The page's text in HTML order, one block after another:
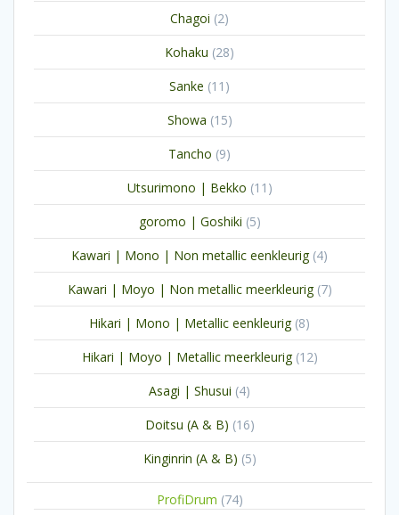
Chagoi 22
producten
Kohaku 2828
producten
Sanke 11 11
producten
Showa 1515
producten
Tancho 99
producten
Utsurimono | Bekko 11 11
producten
goromo | Goshiki 55
producten
Kawari | Mono | Non metallic eenkleurig 44
producten
Kawari | Moyo | Non metallic meerkleurig 77
producten
Hikari | Mono | Metallic eenkleurig 88
producten
Hikari | Moyo | Metallic meerkleurig 1212
producten
Asagi | Shusui 44
producten
Doitsu (A & B) 1616
producten
Kinginrin (A & B) 55
ProfiDrum 7474